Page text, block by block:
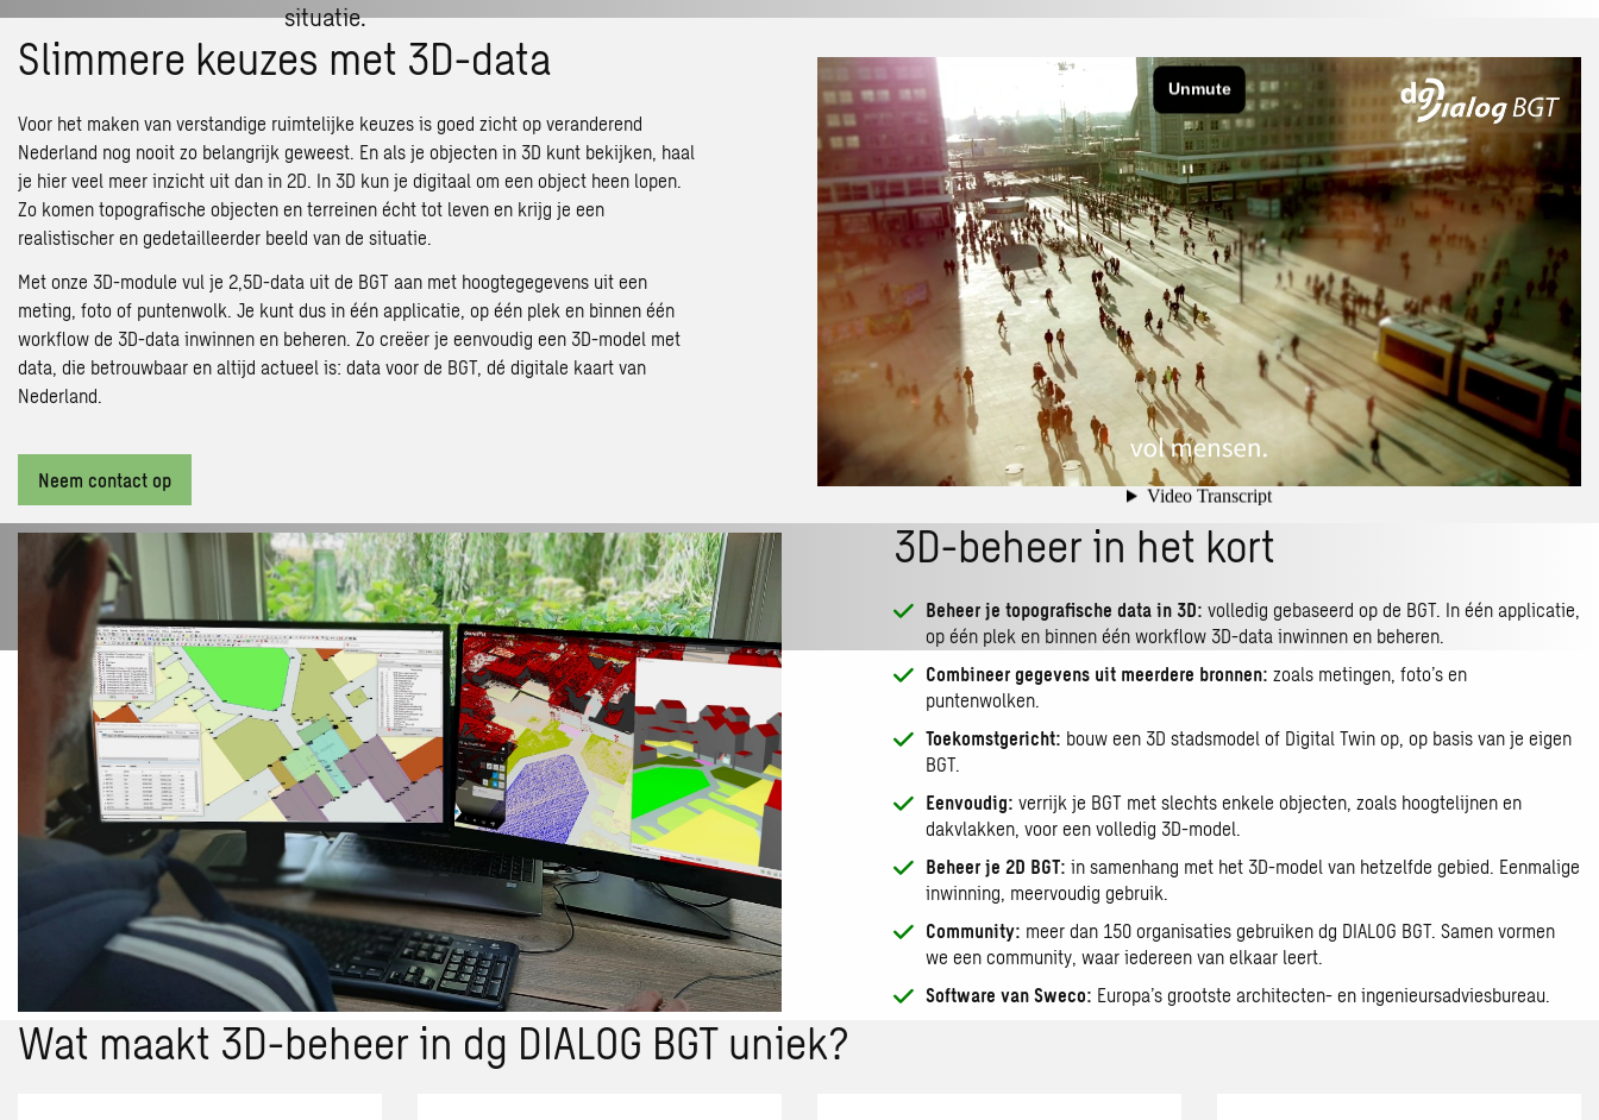
situatie.
Slimmere keuzes met 3D-data
Voor het maken van verstandige ruimtelijke keuzes is goed zicht op veranderend
Nederland nog nooit zo belangrijk geweest. En als je objecten in 3D kunt bekijken, haal
je hier veel meer inzicht uit dan in 2D. In 3D kun je digitaal om een object heen lopen.
Zo komen topografische objecten en terreinen écht tot leven en krijg je een
realistischer en gedetailleerder beeld van de situatie.
Met onze 3D-module vul je 2,5D-data uit de BGT aan met hoogtegegevens uit een
meting, foto of puntenwolk. Je kunt dus in één applicatie, op één plek en binnen één
workflow de 3D-data inwinnen en beheren. Zo creëer je eenvoudig een 3D-model met
data, die betrouwbaar en altijd actueel is: data voor de BGT, dé digitale kaart van
Nederland.
Neem contact op
3D-beheer in het kort
Beheer je topografische data in 3D: volledig gebaseerd op de BGT. In één applicatie,
op één plek en binnen één workflow 3D-data inwinnen en beheren.
Combineer gegevens uit meerdere bronnen: zoals metingen, foto’s en
puntenwolken.
Toekomstgericht: bouw een 3D stadsmodel of Digital Twin op, op basis van je eigen
BGT.
Eenvoudig: verrijk je BGT met slechts enkele objecten, zoals hoogtelijnen en
dakvlakken, voor een volledig 3D-model.
Beheer je 2D BGT: in samenhang met het 3D-model van hetzelfde gebied. Eenmalige
inwinning, meervoudig gebruik.
Community: meer dan 150 organisaties gebruiken dg DIALOG BGT. Samen vormen
we een community, waar iedereen van elkaar leert.
Software van Sweco: Europa’s grootste architecten- en ingenieursadviesbureau.
Wat maakt 3D-beheer in dg DIALOG BGT uniek?